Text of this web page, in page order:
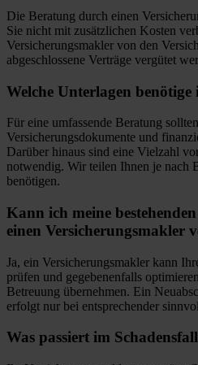
Die Beratung durch einen
Sie nicht mit zusätzlichen Kosten
Versicherungsmakler von den
abgeschlossene Verträge vergütet
Welche Unterlagen
Für eine umfassende Beratung
Versicherungsdokumente und
Darüber hinaus sind eine Vielzahl
notwendig. Wir teilen Ihnen je nach
benötigen.
Kann ich meine
einen Versicherungsmakler
Ja, ein Versicherungsmakler kann
prüfen und gegebenenfalls
Betreuung übernehmen. Ein
erfolgt nur bei entsprechender
Was passiert im